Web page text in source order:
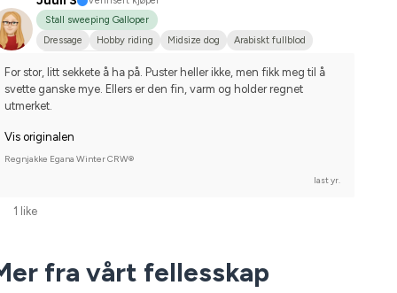
Stall sweeping Galloper
Dressage
Hobby riding Midsize dog
Arabiskt fullblod
For stor, litt sekkete å ha på. Puster heller ikke, men fikk meg til å
svette ganske mye. Ellers er den fin, varm og holder regnet
utmerket.
Vis originalen
Regnjakke Egana Winter CRW®
last yr.
1 like
fra vårt fellesskap